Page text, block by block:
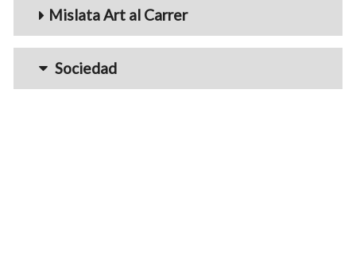
Mislata Art al Carrer
Sociedad